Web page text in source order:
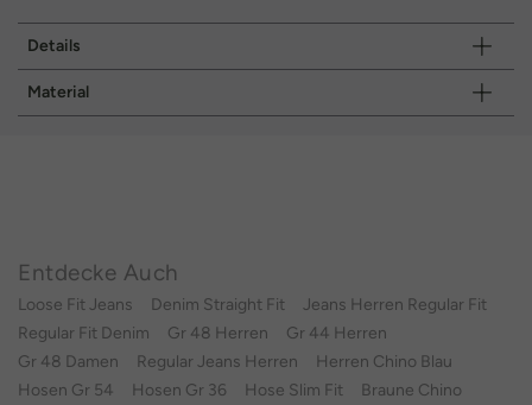
Details
Material
Entdecke Auch
Loose Fit Jeans Denim Straight Fit
Jeans Herren Regular Fit
Regular Fit Denim
Gr 48 Herren
Gr 44 Herren
Gr 48 Damen
Regular Jeans Herren
Herren Chino Blau
Hosen Gr 54
Hosen Gr 36 Hose Slim Fit
Braune Chino